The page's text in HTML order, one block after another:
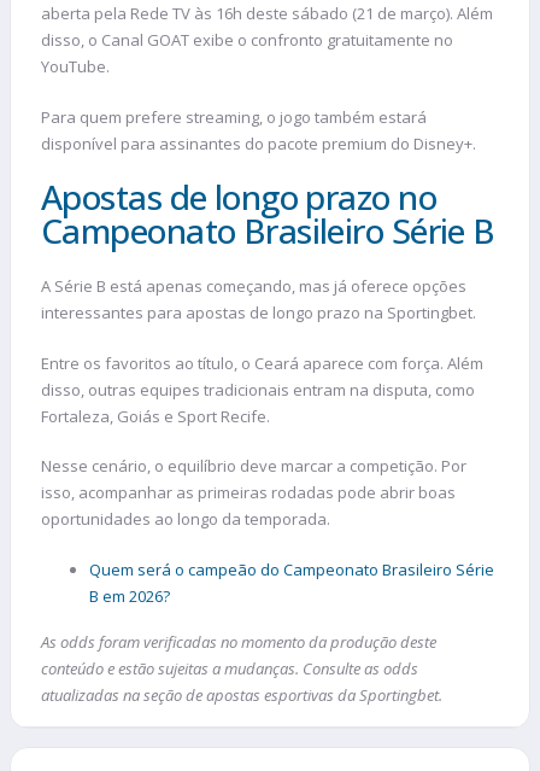
aberta pela Rede TV às 16h deste sábado (21 de março). Além
disso, o Canal GOAT exibe o confronto gratuitamente no
YouTube.
Para quem prefere streaming, o jogo também estará
disponível para assinantes do pacote premium do Disney+.
Apostas de longo prazo no
Campeonato Brasileiro Série B
A Série B está apenas começando, mas já oferece opções
interessantes para apostas de longo prazo na Sportingbet.
Entre os favoritos ao título, o Ceará aparece com força. Além
disso, outras equipes tradicionais entram na disputa, como
Fortaleza, Goiás e Sport Recife.
Nesse cenário, o equilíbrio deve marcar a competição. Por
isso, acompanhar as primeiras rodadas pode abrir boas
oportunidades ao longo da temporada.
Quem será o campeão do Campeonato Brasileiro Série
B em 2026?
As odds foram verificadas no momento da produção deste
conteúdo e estão sujeitas a mudanças. Consulte as odds
atualizadas na seção de apostas esportivas da Sportingbet.